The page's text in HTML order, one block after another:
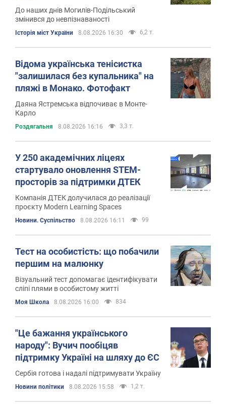
До наших днів Могилів-Подільський
змінився до невпізнаваності
Історія міст України 8.08.2026 16:30 6,2 т.
Відома українська тенісистка
"залишилася без купальника" на
пляжі в Монако. Фотофакт
Даяна Ястремська відпочиває в Монте-
Карло
Роздягальня 8.08.2026 16:16 3,3 т.
У 250 академічних ліцеях
стартувало оновлення STEM-
просторів за підтримки ДТЕК
Компанія ДТЕК долучилася до реалізації
проєкту Modern Learning Spaces
Новини. Суспільство 8.08.2026 16:11 99
Тест на особистість: що побачили
першим на малюнку
Візуальний тест допомагає ідентифікувати
сліпі плями в особистому житті
Моя Школа 8.08.2026 16:00 834
"Це бажання українського
народу": Вучич пообіцяв
підтримку Україні на шляху до ЄС
Сербія готова і надалі підтримувати Україну
Новини політики 8.08.2026 15:58 1,2 т.